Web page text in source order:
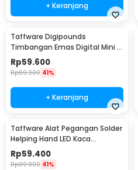
+ Keranjang
Taffware Digipounds
Timbangan Emas Digital Mini 7
Units 0.01g 500g - UF200H
Rp59.600
Rp99.900 41%
+ Keranjang
Taffware Alat Pegangan Solder
Helping Hand LED Kaca
Pembesar 3.5X - TE-801
Rp59.400
Rp99.900 41%